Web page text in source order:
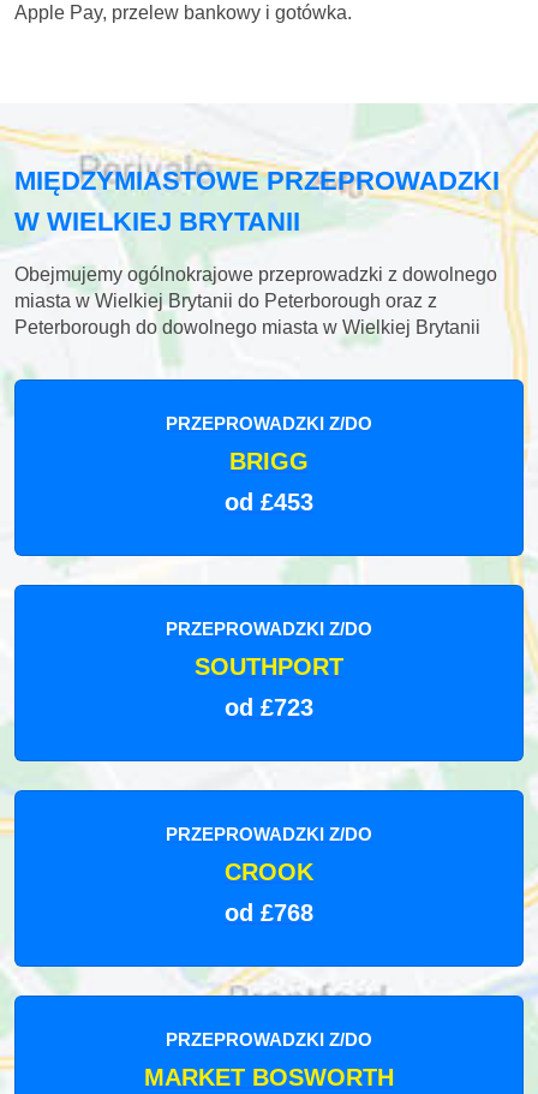
Apple Pay, przelew bankowy i gotówka.
MIĘDZYMIASTOWE PRZEPROWADZKI
W WIELKIEJ BRYTANII
Obejmujemy ogólnokrajowe przeprowadzki z dowolnego
miasta w Wielkiej Brytanii do Peterborough oraz z
Peterborough do dowolnego miasta w Wielkiej Brytanii
PRZEPROWADZKI Z/DO
BRIGG
od £453
PRZEPROWADZKI Z/DO
SOUTHPORT
od £723
PRZEPROWADZKI Z/DO
CROOK
od £768
PRZEPROWADZKI Z/DO
MARKET BOSWORTH